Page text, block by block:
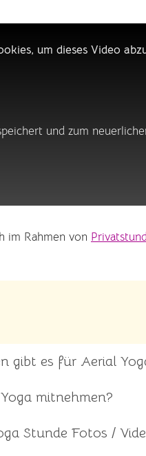
um dieses Video
und zum
im Rahmen von
gibt es für Aerial
mitnehmen?
Stunde Fotos /